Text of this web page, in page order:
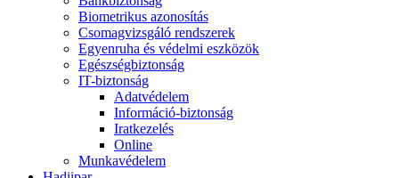
Biometrikus azonosítás
Csomagvizsgáló rendszerek
Egyenruha és védelmi eszközök
Egészségbiztonság
IT-biztonság
Adatvédelem
Információ-biztonság
Iratkezelés
Online
Munkavédelem